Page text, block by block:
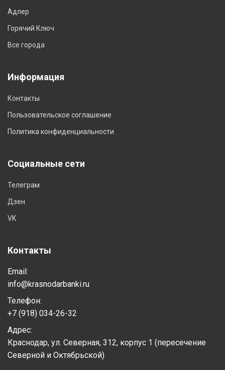
Адлер
Горячий Ключ
Все города
Информация
Контакты
Пользовательское соглашение
Политика конфиденциальности
Социальные сети
Телеграм
Дзен
VK
Контакты
Email:
info@krasnodarbanki.ru
Телефон:
+7 (918) 034-26-32
Адрес:
Краснодар, ул. Северная, 312, корпус 1 (пересечение
Северной и Октябрьской)